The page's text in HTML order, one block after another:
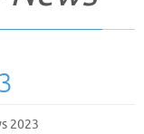
2023